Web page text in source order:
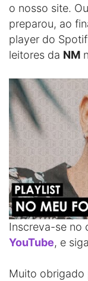
o nosso site.
preparou, ao
player do
leitores da NM
Inscreva-se no
YouTube, e
Muito obrigado